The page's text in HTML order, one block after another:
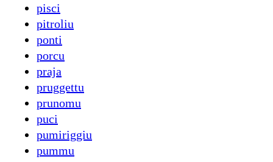
pisci
pitroliu
ponti
porcu
praja
pruggettu
prunomu
puci
pumiriggiu
pummu